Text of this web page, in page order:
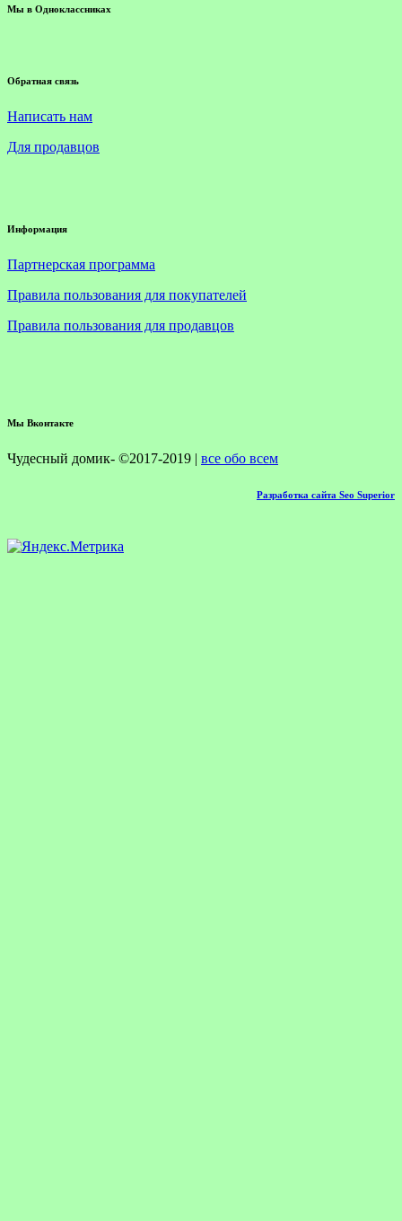
Мы в Одноклассниках
Обратная связь
Написать нам
Для продавцов
Информация
Партнерская программа
Правила пользования для покупателей
Правила пользования для продавцов
Мы Вконтакте
Чудесный домик- ©2017-2019 | все обо всем
Разработка сайта Seo Superior